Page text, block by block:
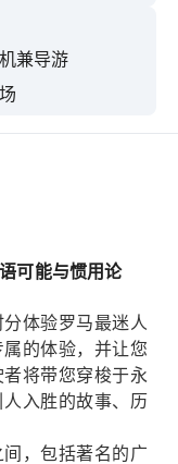
兼导游
可能与惯用论
体验罗马最迷人
的体验，并让您
将带您穿梭于永
入胜的故事、历
，包括著名的广